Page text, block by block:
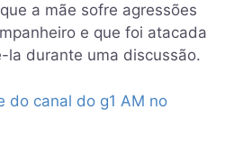
a mãe sofre agressões
e que foi atacada
la durante uma discussão.
do canal do g1 AM no